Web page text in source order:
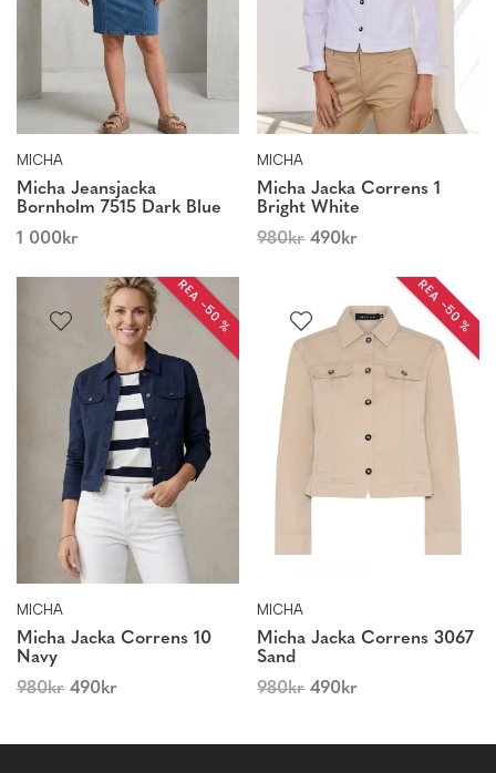
MICHA
Micha Jeansjacka
Bornholm 7515 Dark Blue
1 000kr
MICHA
Micha Jacka Correns 1
Bright White
980kr 490kr
REA −50 %
MICHA
Micha Jacka Correns 10
Navy
980kr 490kr
REA −50 %
MICHA
Micha Jacka Correns 3067
Sand
980kr 490kr